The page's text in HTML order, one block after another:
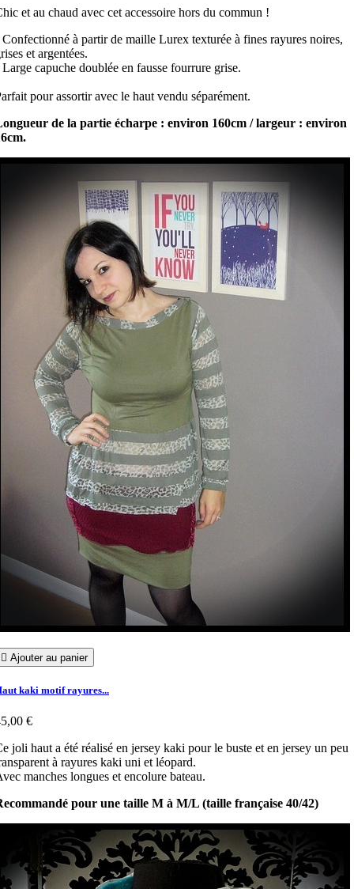
et au chaud avec cet accessoire hors du commun !
Confectionné à partir de maille Lurex texturée à fines rayures noires,
et argentées.
Large capuche doublée en fausse fourrure grise.
pour assortir avec le haut vendu séparément.
de la partie écharpe : environ 160cm / largeur : environ
 Ajouter au panier
kaki motif rayures...
€
joli haut a été réalisé en jersey kaki pour le buste et en jersey un peu
à rayures kaki uni et léopard.
manches longues et encolure bateau.
pour une taille M à M/L (taille française 40/42)